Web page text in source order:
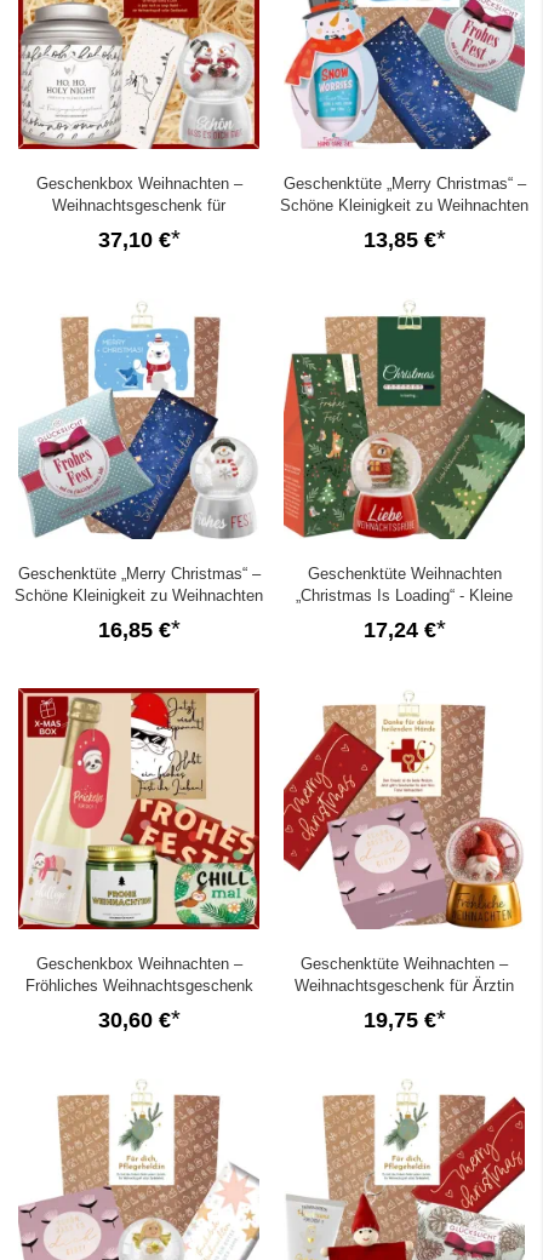
Geschenkbox Weihnachten –
Weihnachtsgeschenk für
Schichtheld:in (Set 2)
37,10 €
Geschenktüte „Merry Christmas“ –
Schöne Kleinigkeit zu Weihnachten
(Eisbär Set 2)
13,85 €
Geschenktüte „Merry Christmas“ –
Schöne Kleinigkeit zu Weihnachten
(Eisbär Set 1)
16,85 €
Geschenktüte Weihnachten
„Christmas Is Loading“ - Kleine
Aufmerksamkeit (Set 1)
17,24 €
Geschenkbox Weihnachten –
Fröhliches Weihnachtsgeschenk
„Frohes Fest ihr Lieben“ (Set 4)
30,60 €
Geschenktüte Weihnachten –
Weihnachtsgeschenk für Ärztin
„heilende Hände“ (Set 2)
19,75 €